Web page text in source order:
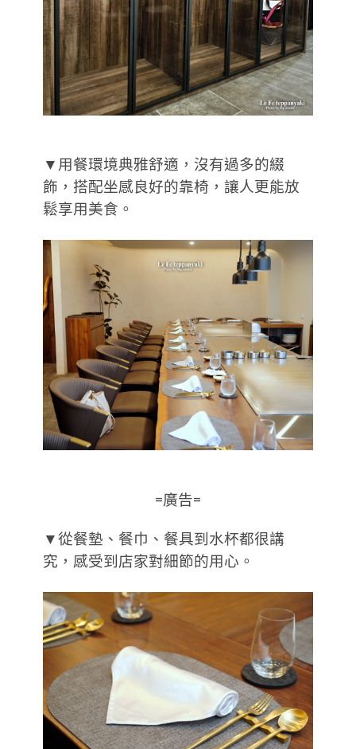
▼用餐環境典雅舒適，沒有過多的綴
飾，搭配坐感良好的靠椅，讓人更能放
鬆享用美食。
=廣告=
▼從餐墊、餐巾、餐具到水杯都很講
究，感受到店家對細節的用心。